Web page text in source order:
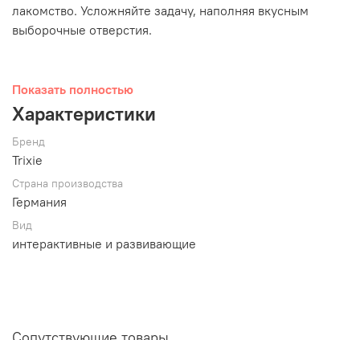
лакомство. Усложняйте задачу, наполняя вкусным
выборочные отверстия.
Интерактивные игрушки создают для собак новые
непривычные ситуации. Решая их, питомец обучается
способ сбросить стресс!
Размер — 20 см.;
Показать полностью
Характеристики
Бренд
Trixie
Страна производства
Германия
Вид
интерактивные и развивающие